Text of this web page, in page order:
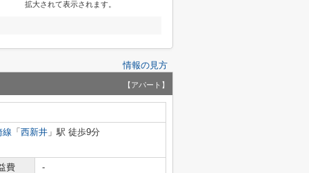
拡大されて表示されます。
情報の見方
【アパート】
線 「 西新井 」駅 徒歩9分
費
-